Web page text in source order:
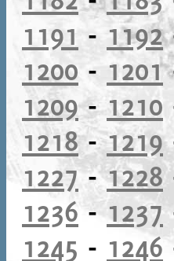
1191 - 1192
1200 - 1201
1209-1210
1218-1219
1227-1228
1236-1237
1245 - 1246